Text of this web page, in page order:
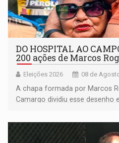
DO HOSPITAL AO
200 ações de Marcos
Eleições 2026 08 de
A chapa formada por Marcos
Camargo dividiu esse desenho